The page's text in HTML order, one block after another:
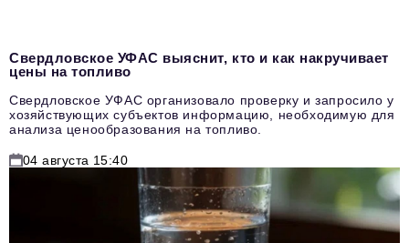
Свердловское УФАС выяснит, кто и как накручивает
цены на топливо
Свердловское УФАС организовало проверку и запросило у
хозяйствующих субъектов информацию, необходимую для
анализа ценообразования на топливо.
04 августа 15:40